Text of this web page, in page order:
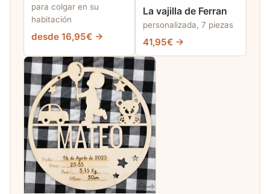
para colgar en su
habitación
desde 16,95€ →
La vajilla de Ferran
personalizada, 7 piezas
41,95€ →